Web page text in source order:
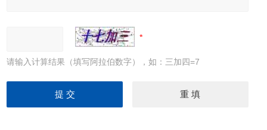
请输入计算结果（填写阿拉伯数字），如：三加四=7